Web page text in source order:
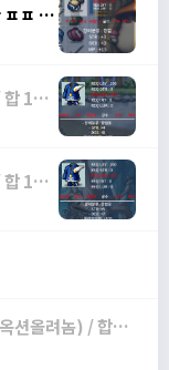
ㅍ (2
합 12,
합 12,
/